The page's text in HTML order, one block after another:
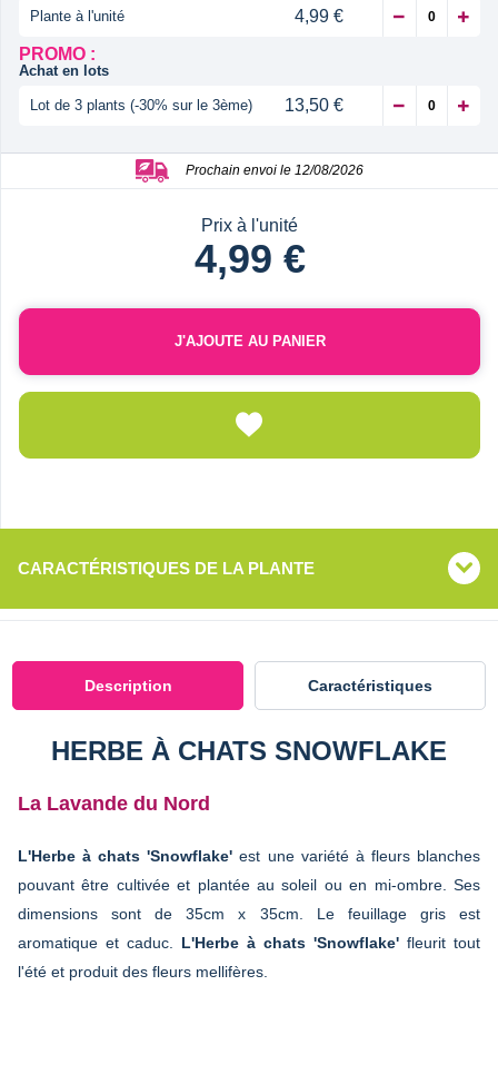
Plante à l'unité
4,99 €
PROMO :
Achat en lots
Lot de 3 plants (-30% sur le 3ème) 13,50 €
Prochain envoi le 12/08/2026
Prix à l'unité
4,99 €
J'AJOUTE AU PANIER
CARACTÉRISTIQUES DE LA PLANTE
Description Caractéristiques
HERBE À CHATS SNOWFLAKE
La Lavande du Nord
L'Herbe à chats 'Snowflake' est une variété à fleurs blanches
pouvant être cultivée et plantée au soleil ou en mi-ombre. Ses
dimensions sont de 35cm x 35cm. Le feuillage gris est
aromatique et caduc. L'Herbe à chats 'Snowflake' fleurit tout
l'été et produit des fleurs mellifères.